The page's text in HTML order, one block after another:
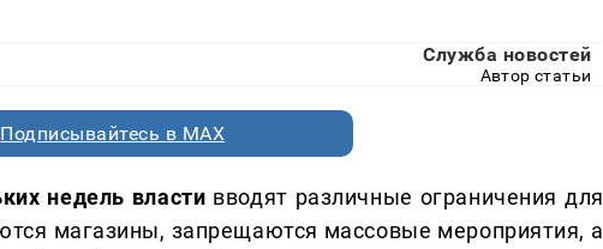
Служба новостей
Автор статьи
Подписывайтесь в MAX
недель власти вводят различные ограничения для
магазины, запрещаются массовые мероприятия, а